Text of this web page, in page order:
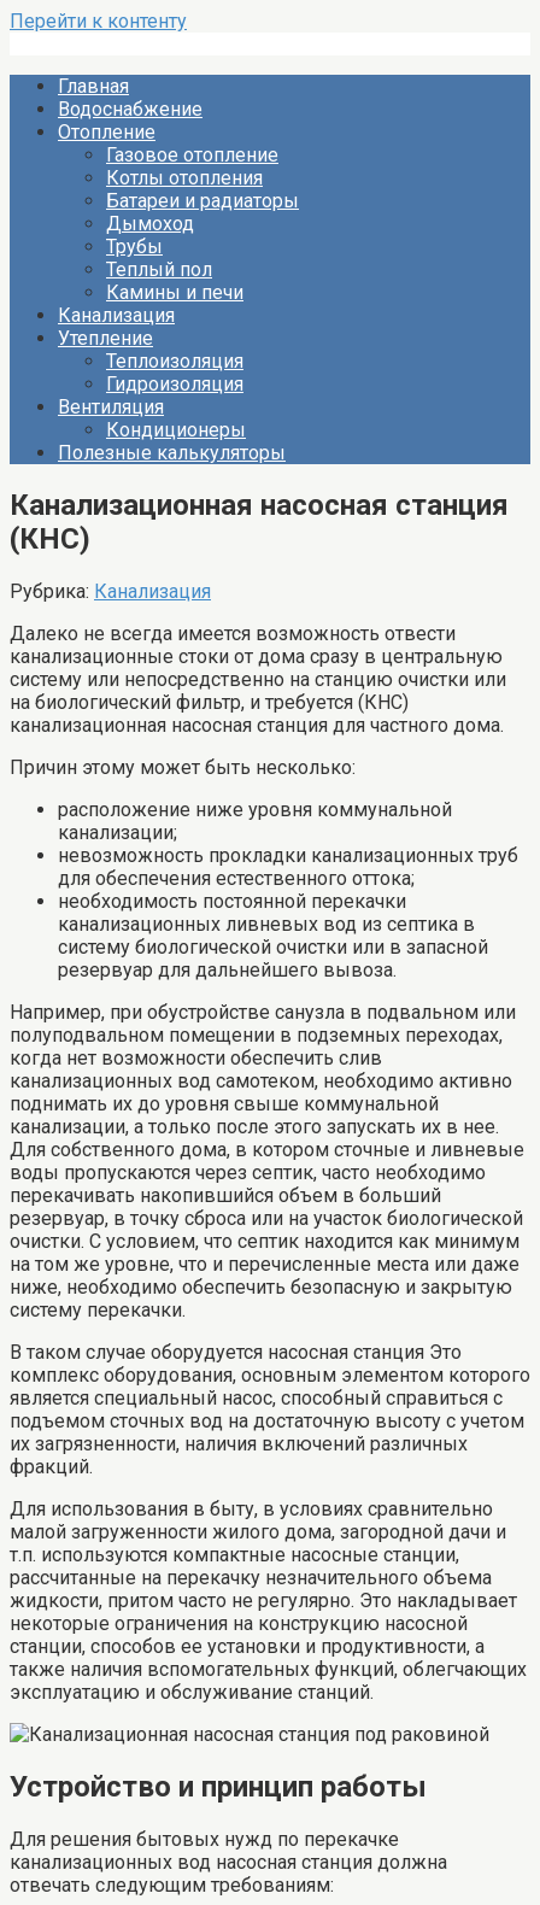
Перейти к контенту
Главная
Водоснабжение
Отопление
Газовое отопление
Котлы отопления
Батареи и радиаторы
Дымоход
Трубы
Теплый пол
Камины и печи
Канализация
Утепление
Теплоизоляция
Гидроизоляция
Вентиляция
Кондиционеры
Полезные калькуляторы
Канализационная насосная станция
(КНС)
Рубрика: Канализация
Далеко не всегда имеется возможность отвести
канализационные стоки от дома сразу в центральную
систему или непосредственно на станцию очистки или
на биологический фильтр, и требуется (КНС)
канализационная насосная станция для частного дома.
Причин этому может быть несколько:
расположение ниже уровня коммунальной
канализации;
невозможность прокладки канализационных труб
для обеспечения естественного оттока;
необходимость постоянной перекачки
канализационных ливневых вод из септика в
систему биологической очистки или в запасной
резервуар для дальнейшего вывоза.
Например, при обустройстве санузла в подвальном или
полуподвальном помещении в подземных переходах,
когда нет возможности обеспечить слив
канализационных вод самотеком, необходимо активно
поднимать их до уровня свыше коммунальной
канализации, а только после этого запускать их в нее.
Для собственного дома, в котором сточные и ливневые
воды пропускаются через септик, часто необходимо
перекачивать накопившийся объем в больший
резервуар, в точку сброса или на участок биологической
очистки. С условием, что септик находится как минимум
на том же уровне, что и перечисленные места или даже
ниже, необходимо обеспечить безопасную и закрытую
систему перекачки.
В таком случае оборудуется насосная станция Это
комплекс оборудования, основным элементом которого
является специальный насос, способный справиться с
подъемом сточных вод на достаточную высоту с учетом
их загрязненности, наличия включений различных
фракций.
Для использования в быту, в условиях сравнительно
малой загруженности жилого дома, загородной дачи и
т.п. используются компактные насосные станции,
рассчитанные на перекачку незначительного объема
жидкости, притом часто не регулярно. Это накладывает
некоторые ограничения на конструкцию насосной
станции, способов ее установки и продуктивности, а
также наличия вспомогательных функций, облегчающих
эксплуатацию и обслуживание станций.
Устройство и принцип работы
Для решения бытовых нужд по перекачке
канализационных вод насосная станция должна
отвечать следующим требованиям: